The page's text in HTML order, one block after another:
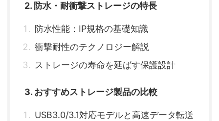
2. 防水・耐衝撃ストレージの特長
防水性能：IP規格の基礎知識
衝撃耐性のテクノロジー解説
ストレージの寿命を延ばす保護設計
3. おすすめストレージ製品の比較
USB3.0/3.1対応モデルと高速データ転送